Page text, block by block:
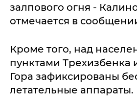
залпового огня -
отмечается в
Кроме того, над
пунктами Трехизбенка
Гора зафиксированы
летательные аппараты.